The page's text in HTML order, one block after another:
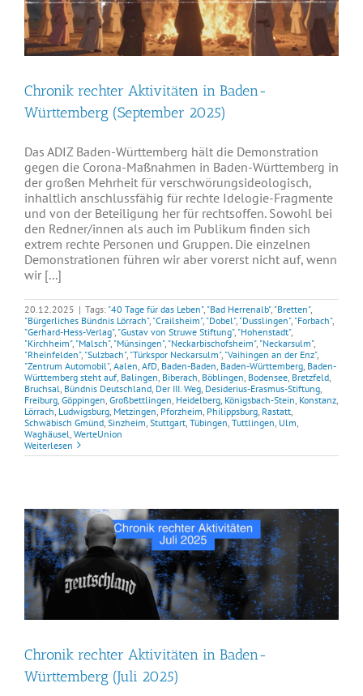
Chronik rechter Aktivitäten in Baden-
Württemberg (September 2025)
Das ADIZ Baden-Württemberg hält die Demonstration
gegen die Corona-Maßnahmen in Baden-Württemberg in
der großen Mehrheit für verschwörungsideologisch,
inhaltlich anschlussfähig für rechte Idelogie-Fragmente
und von der Beteiligung her für rechtsoffen. Sowohl bei
den Redner/innen als auch im Publikum finden sich
extrem rechte Personen und Gruppen. Die einzelnen
Demonstrationen führen wir aber vorerst nicht auf, wenn
wir [...]
20.12.2025 | Tags: "40 Tage für das Leben", "Bad Herrenalb", "Bretten",
"Bürgerliches Bündnis Lörrach", "Crailsheim", "Dobel", "Dusslingen", "Forbach",
"Gerhard-Hess-Verlag", "Gustav von Struwe Stiftung", "Hohenstadt",
"Kirchheim", "Malsch", "Münsingen", "Neckarbischofsheim", "Neckarsulm",
"Rheinfelden", "Sulzbach", "Türkspor Neckarsulm", "Vaihingen an der Enz",
"Zentrum Automobil", Aalen AfD Baden-Baden Baden-Württemberg Baden-
Württemberg steht auf Balingen Biberach Böblingen Bodensee Bretzfeld
Bruchsal Bündnis Deutschland Der III. Weg Desiderius-Erasmus-Stiftung
Freiburg Göppingen Großbettlingen Heidelberg Königsbach-Stein Konstanz
Lörrach Ludwigsburg Metzingen Pforzheim Philippsburg Rastatt
Schwäbisch Gmünd Sinzheim Stuttgart Tübingen Tuttlingen Ulm
Waghäusel WerteUnion
Weiterlesen
Chronik rechter Aktivitäten in Baden-
Württemberg (Juli 2025)